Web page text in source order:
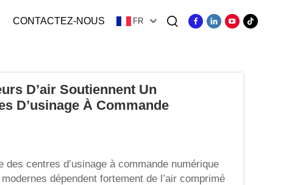
CONTACTEZ-NOUS FR
D’air Soutiennent Un
D’usinage À Commande
centres d’usinage à commande numérique
dépendent fortement de l’air comprimé